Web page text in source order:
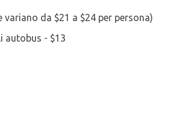
da $21 a $24 per persona)
autobus - $13